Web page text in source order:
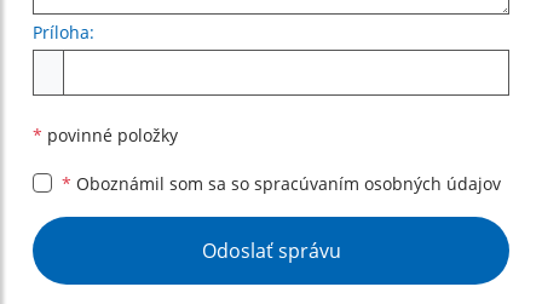
Príloha:
* povinné položky
* Oboznámil som sa so spracúvaním osobných údajov
Google reCaptcha Response
Odoslať správu